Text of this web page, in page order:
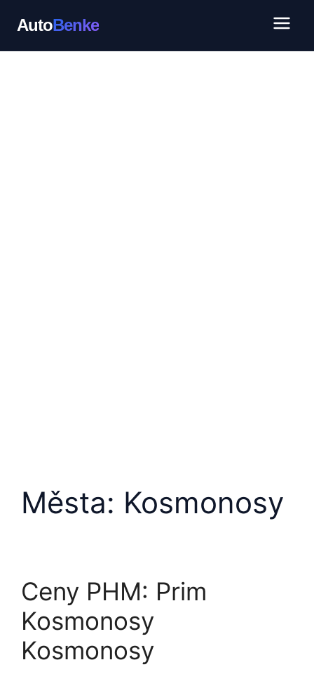
AutoBenke
Města: Kosmonosy
Ceny PHM: Prim
Kosmonosy
Kosmonosy